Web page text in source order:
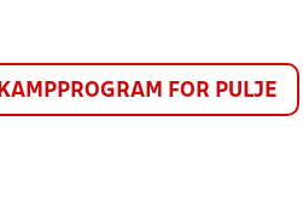
KAMPPROGRAM FOR PULJE